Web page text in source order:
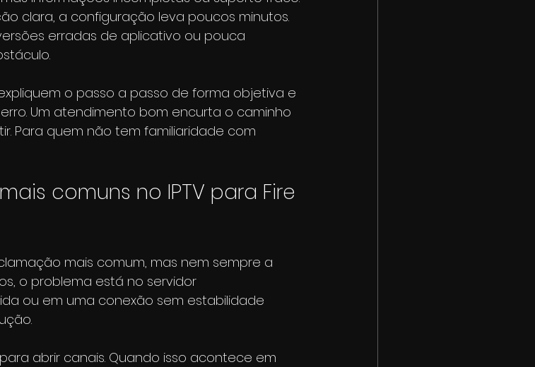
clara, a configuração leva poucos minutos.
erradas de aplicativo ou pouca
o passo a passo de forma objetiva e
Um atendimento bom encurta o caminho
Para quem não tem familiaridade com
comuns no IPTV para Fire
mais comum, mas nem sempre a
o problema está no servidor
ou em uma conexão sem estabilidade
abrir canais. Quando isso acontece em